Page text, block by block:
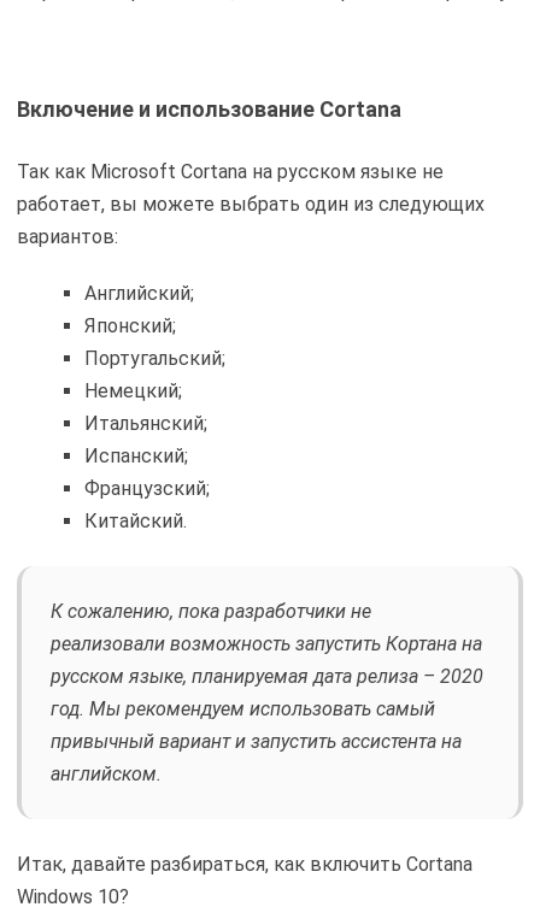
Включение и использование Cortana
Так как Microsoft Cortana на русском языке не
работает, вы можете выбрать один из следующих
вариантов:
Английский;
Японский;
Португальский;
Немецкий;
Итальянский;
Испанский;
Французский;
Китайский.
К сожалению, пока разработчики не
реализовали возможность запустить Кортана на
русском языке, планируемая дата релиза – 2020
год. Мы рекомендуем использовать самый
привычный вариант и запустить ассистента на
английском.
Итак, давайте разбираться, как включить Cortana
Windows 10?